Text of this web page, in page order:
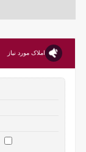
املاک مورد نیاز